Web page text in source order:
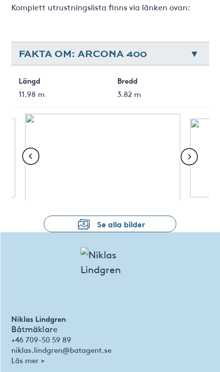
Komplett utrustningslista finns via länken ovan:
FAKTA OM: ARCONA 400
Längd
11.98 m
Bredd
3.82 m
Se alla bilder
Niklas Lindgren
Båtmäklare
+46 709-50 59 89
niklas.lindgren@batagent.se
Läs mer >